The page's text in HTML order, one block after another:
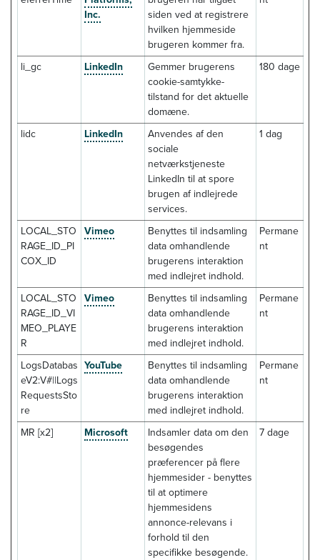
Inc.
siden ved at registrere
hvilken hjemmeside
brugeren kommer fra.
li_gc LinkedIn
Gemmer brugerens
cookie-samtykke-
tilstand for det aktuelle
domæne.
180 dage
lidc LinkedIn
Anvendes af den
sociale
netværkstjeneste
LinkedIn til at spore
brugen af indlejrede
services.
1 dag
LOCAL_STO
RAGE_ID_PI
COX_ID
Vimeo
Benyttes til indsamling
data omhandlende
brugerens interaktion
med indlejret indhold.
Permane
nt
LOCAL_STO
RAGE_ID_VI
MEO_PLAYE
R
Vimeo
Benyttes til indsamling
data omhandlende
brugerens interaktion
med indlejret indhold.
Permane
nt
LogsDatabas
eV2:V#||Logs
RequestsSto
re
YouTube
Benyttes til indsamling
data omhandlende
brugerens interaktion
med indlejret indhold.
Permane
nt
MR [x2] Microsoft
Indsamler data om den
besøgendes
præferencer på flere
hjemmesider - benyttes
til at optimere
hjemmesidens
annonce-relevans i
forhold til den
specifikke besøgende.
7 dage